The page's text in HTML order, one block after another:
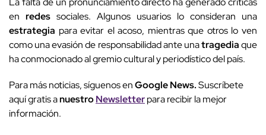
en redes sociales. Algunos usuarios lo consideran una
estrategia para evitar el acoso, mientras que otros lo ven
como una evasión de responsabilidad ante unatragediaque
ha conmocionado al gremio cultural y periodístico del país.
Para más noticias, síguenos enGoogle News.Suscríbete
aquí gratis anuestroNewsletterpara recibir la mejor
información.